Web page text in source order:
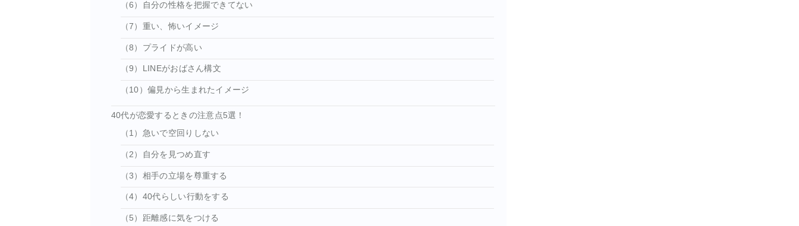
（6）自分の性格を把握できてない
（7）重い、怖いイメージ
（8）プライドが高い
（9）LINEがおばさん構文
（10）偏見から生まれたイメージ
40代が恋愛するときの注意点5選！
（1）急いで空回りしない
（2）自分を見つめ直す
（3）相手の立場を尊重する
（4）40代らしい行動をする
（5）距離感に気をつける